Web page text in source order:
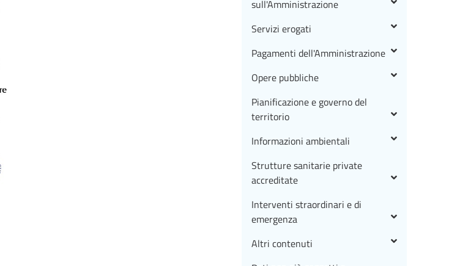
sull'Amministrazione
Servizi erogati
Pagamenti dell'Amministrazione
Opere pubbliche
Pianificazione e governo del
territorio
Informazioni ambientali
Strutture sanitarie private
accreditate
Interventi straordinari e di
emergenza
Altri contenuti